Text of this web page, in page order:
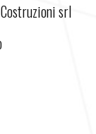
srl